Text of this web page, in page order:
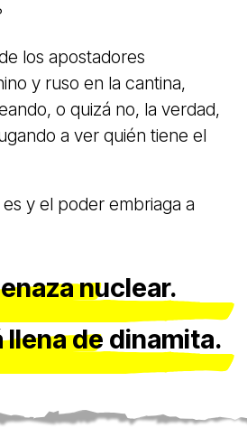
los apostadores
y ruso en la cantina,
o quizá no, la verdad,
a ver quién tiene el
y el poder embriaga a
nuclear.
llena de dinamita.